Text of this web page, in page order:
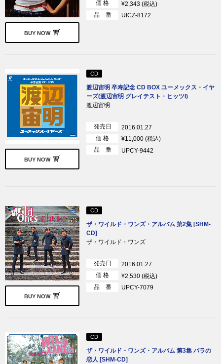
BUY NOW
価 格
¥2,343 (税込)
品 番
UICZ-8172
BUY NOW
CD
渡辺宙明 卒寿記念 CD BOX ユーメックス・イヤ
ーズ(渡辺宙明 グレイテスト・ヒッツI)
渡辺宙明
発売日
2016.01.27
価 格
¥11,000 (税込)
品 番
UPCY-9442
BUY NOW
CD
ザ・ワイルド・ワンズ・アルバム 第2集 [SHM-
CD]
ザ・ワイルド・ワンズ
発売日
2016.01.27
価 格
¥2,530 (税込)
品 番
UPCY-7079
CD
ザ・ワイルド・ワンズ・アルバム 第3集 バラの
恋人 [SHM-CD]